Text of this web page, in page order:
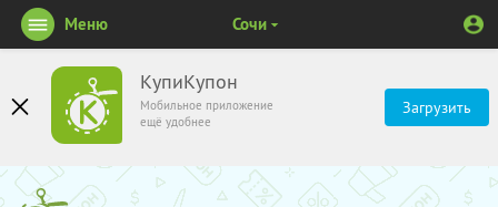
КупиКупон
Мобильное приложение
ещё удобнее
Загрузить
Меню Сочи